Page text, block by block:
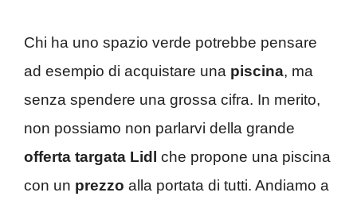
Chi ha uno spazio verde potrebbe pensare
ad esempio di acquistare una piscina, ma
senza spendere una grossa cifra. In merito,
non possiamo non parlarvi della grande
offerta targata Lidl che propone una piscina
con un prezzo alla portata di tutti. Andiamo a